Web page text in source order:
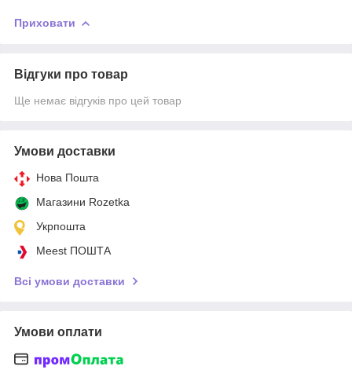
Приховати
Відгуки про товар
Ще немає відгуків про цей товар
Умови доставки
Нова Пошта
Магазини Rozetka
Укрпошта
Meest ПОШТА
Всі умови доставки
Умови оплати